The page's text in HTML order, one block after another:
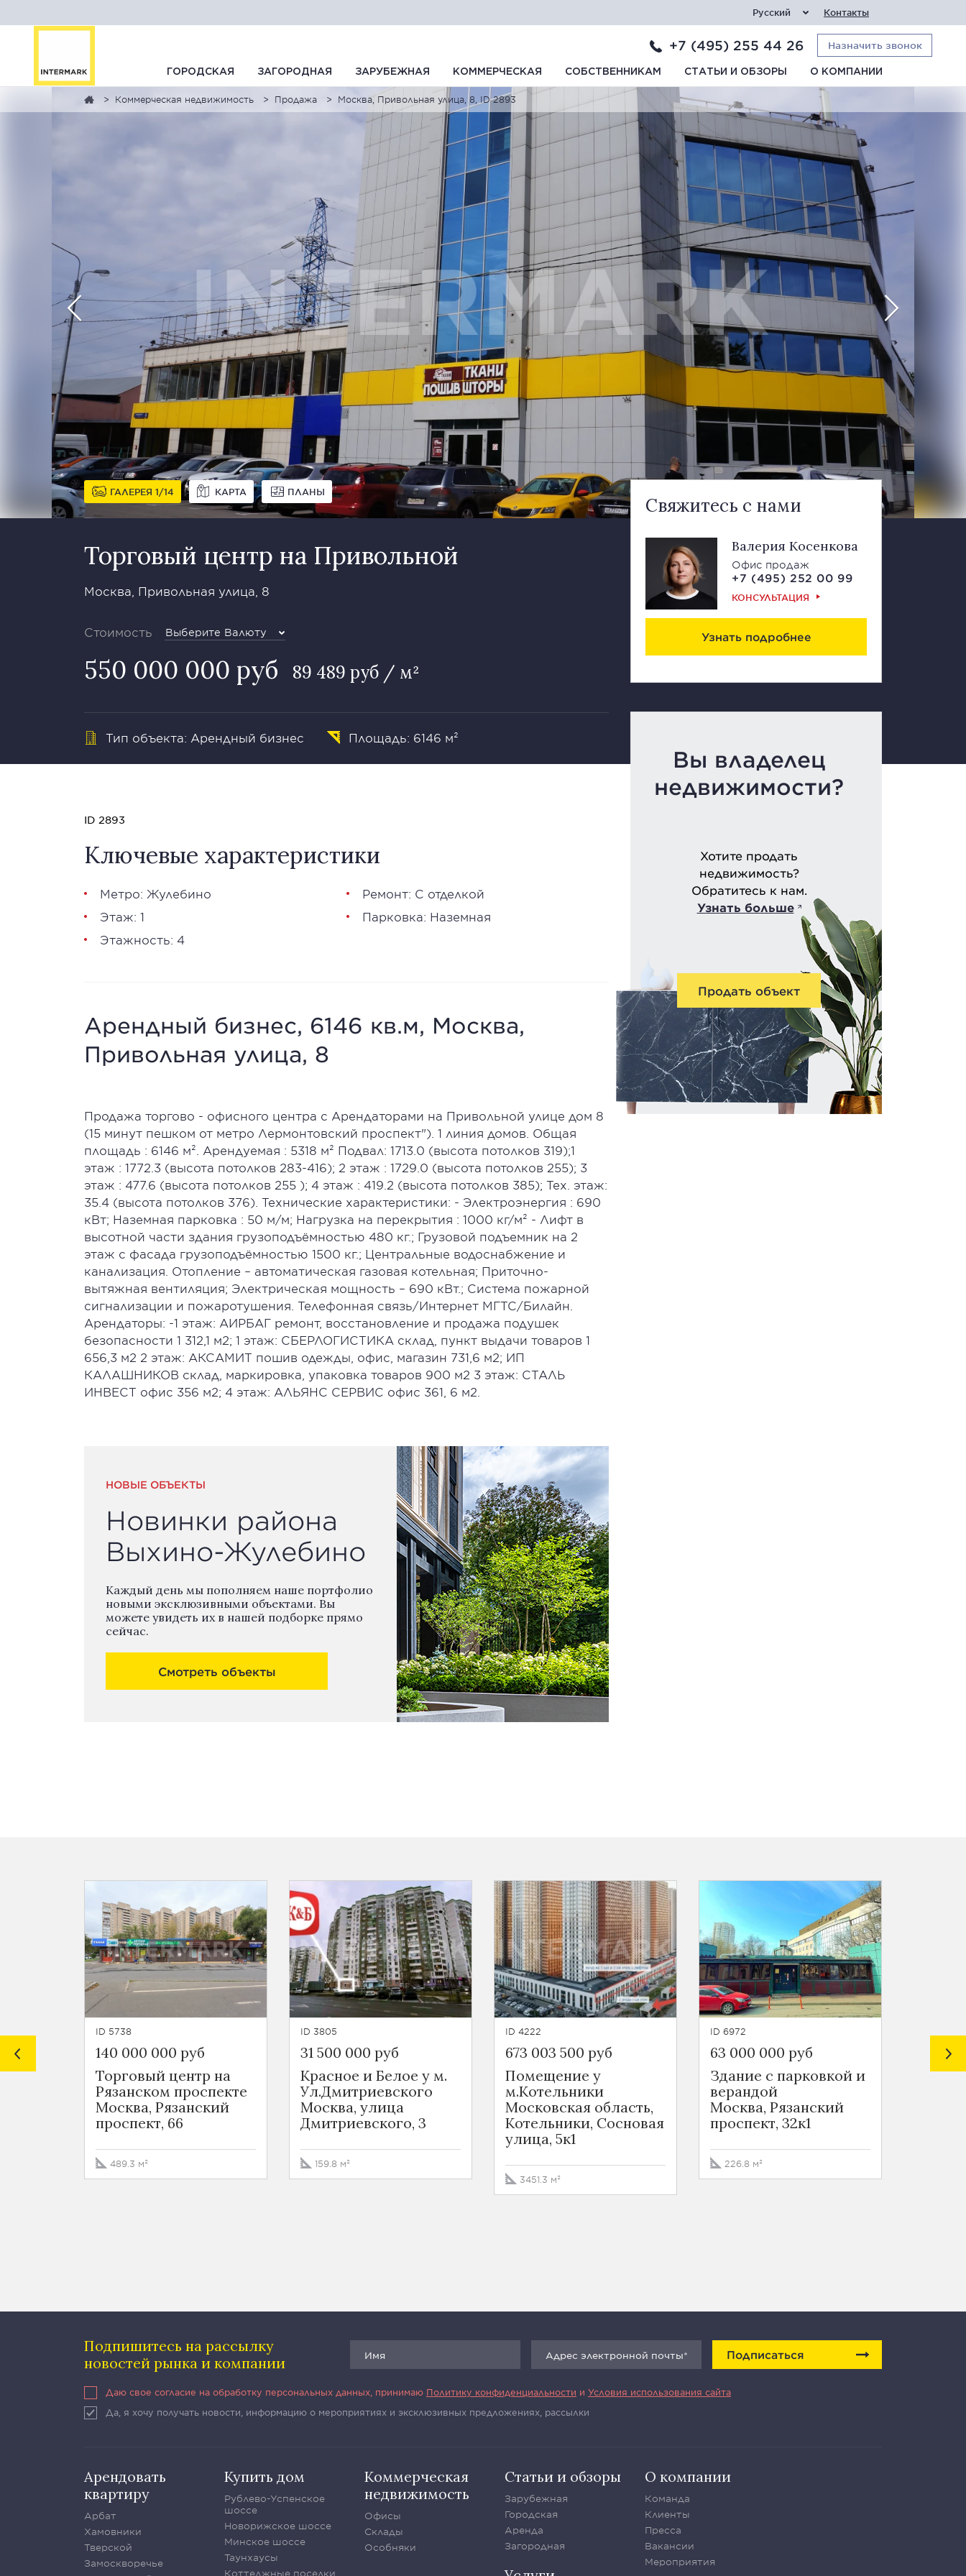
Русский Контакты
+7 (495) 255 44 26 Назначить звонок
ГОРОДСКАЯ ЗАГОРОДНАЯ ЗАРУБЕЖНАЯ КОММЕРЧЕСКАЯ СОБСТВЕННИКАМ СТАТЬИ И ОБЗОРЫ О КОМПАНИИ
Коммерческая недвижимость Продажа Москва, Привольная улица, 8, ID 2893
ГАЛЕРЕЯ 1 14 КАРТА ПЛАНЫ
Торговый центр на Привольной
Москва, Привольная улица, 8
Стоимость Выберите Валюту
550 000 000 руб 89 489 руб / м²
Тип объекта: Арендный бизнес Площадь: 6146 м²
Свяжитесь с нами
Валерия Косенкова
Офис продаж
+7 (495) 252 00 99
КОНСУЛЬТАЦИЯ
Узнать подробнее
Вы владелец
недвижимости?
Хотите продать
недвижимость?
Обратитесь к нам.
Узнать больше
Продать объект
ID 2893
Ключевые характеристики
Метро: Жулебино
Этаж: 1
Этажность: 4
Ремонт: С отделкой
Парковка: Наземная
Арендный бизнес, 6146 кв.м, Москва,
Привольная улица, 8
Продажа торгово - офисного центра с Арендаторами на Привольной улице дом 8
(15 минут пешком от метро Лермонтовский проспект"). 1 линия домов. Общая
площадь : 6146 м². Арендуемая : 5318 м² Подвал: 1713.0 (высота потолков 319);1
этаж : 1772.3 (высота потолков 283-416); 2 этаж : 1729.0 (высота потолков 255); 3
этаж : 477.6 (высота потолков 255 ); 4 этаж : 419.2 (высота потолков 385); Тех. этаж:
35.4 (высота потолков 376). Технические характеристики: - Электроэнергия : 690
кВт; Наземная парковка : 50 м/м; Нагрузка на перекрытия : 1000 кг/м² - Лифт в
высотной части здания грузоподъёмностью 480 кг.; Грузовой подъемник на 2
этаж с фасада грузоподъёмностью 1500 кг.; Центральные водоснабжение и
канализация. Отопление – автоматическая газовая котельная; Приточно-
вытяжная вентиляция; Электрическая мощность – 690 кВт.; Система пожарной
сигнализации и пожаротушения. Телефонная связь/Интернет МГТС/Билайн.
Арендаторы: -1 этаж: АИРБАГ ремонт, восстановление и продажа подушек
безопасности 1 312,1 м2; 1 этаж: СБЕРЛОГИСТИКА склад, пункт выдачи товаров 1
656,3 м2 2 этаж: АКСАМИТ пошив одежды, офис, магазин 731,6 м2; ИП
КАЛАШНИКОВ склад, маркировка, упаковка товаров 900 м2 3 этаж: СТАЛЬ
ИНВЕСТ офис 356 м2; 4 этаж: АЛЬЯНС СЕРВИС офис 361, 6 м2.
НОВЫЕ ОБЪЕКТЫ
Новинки района
Выхино-Жулебино
Каждый день мы пополняем наше портфолио
новыми эксклюзивными объектами. Вы
можете увидеть их в нашей подборке прямо
сейчас.
Смотреть объекты
ID 5738
140 000 000 руб
Торговый центр на
Рязанском проспекте
Москва, Рязанский
проспект, 66
489.3 м²
ID 3805
31 500 000 руб
Красное и Белое у м.
Ул.Дмитриевского
Москва, улица
Дмитриевского, 3
159.8 м²
ID 4222
673 003 500 руб
Помещение у
м.Котельники
Московская область,
Котельники, Сосновая
улица, 5к1
3451.3 м²
ID 6972
63 000 000 руб
Здание с парковкой и
верандой
Москва, Рязанский
проспект, 32к1
226.8 м²
850
ТЦ
Подпишитесь на рассылку
новостей рынка и компании
Подписаться
Даю свое согласие на обработку персональных данных, принимаю Политику конфиденциальности и Условия использования сайта
Да, я хочу получать новости, информацию о мероприятиях и эксклюзивных предложениях, рассылки
Арендовать
квартиру
Арбат
Хамовники
Тверской
Замоскворечье
Купить дом
Рублево-Успенское
шоссе
Новорижское шоссе
Минское шоссе
Таунхаусы
Коттеджные поселки
Коммерческая
недвижимость
Офисы
Склады
Особняки
Статьи и обзоры
Зарубежная
Городская
Аренда
Загородная
О компании
Команда
Клиенты
Пресса
Вакансии
Мероприятия